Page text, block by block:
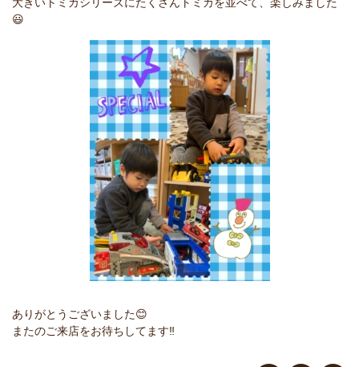
😃
ありがとうございました😊
またのご来店をお待ちしてます‼️